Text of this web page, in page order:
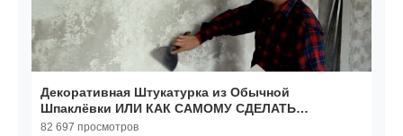
Декоративная Штукатурка из Обычной
Шпаклёвки ИЛИ КАК САМОМУ СДЕЛАТЬ
Декоративную Штукатурку
82 697 просмотров